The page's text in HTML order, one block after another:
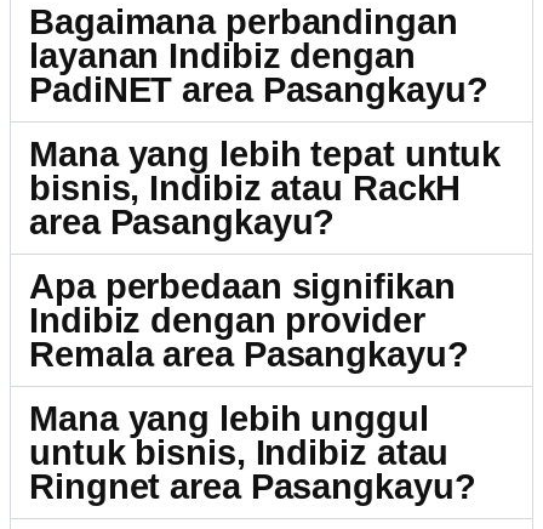
Bagaimana perbandingan
layanan Indibiz dengan
PadiNET area Pasangkayu?
Mana yang lebih tepat untuk
bisnis, Indibiz atau RackH
area Pasangkayu?
Apa perbedaan signifikan
Indibiz dengan provider
Remala area Pasangkayu?
Mana yang lebih unggul
untuk bisnis, Indibiz atau
Ringnet area Pasangkayu?